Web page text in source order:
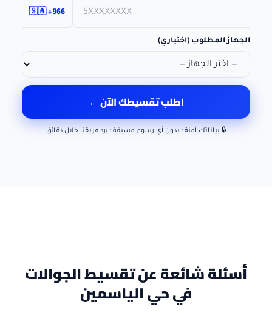
🇸🇦 +966
الجهاز المطلوب (اختياري)
اطلب تقسيطك الآن ←
🔒 بياناتك آمنة · بدون أي رسوم مسبقة · يرد فريقنا خلال دقائق
أسئلة شائعة عن تقسيط الجوالات
في حي الياسمين